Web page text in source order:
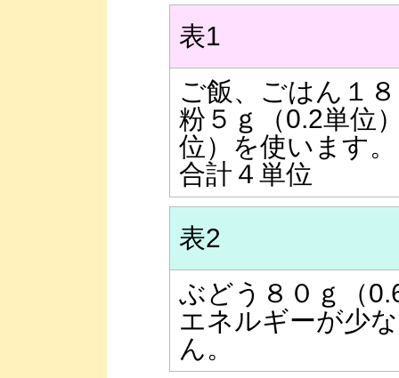
表1
ご飯、ごはん１
粉５ｇ（0.2単位
位）を使います。
合計４単位
表2
ぶどう８０ｇ（
エネルギーが少
ん。